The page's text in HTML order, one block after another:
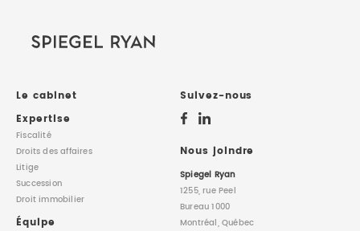
Le cabinet
Expertise
Fiscalité
Droits des affaires
Litige
Succession
Droit immobilier
Équipe
Suivez-nous
Nous joindre
Spiegel Ryan
1255, rue Peel
Bureau 1000
Montréal, Québec